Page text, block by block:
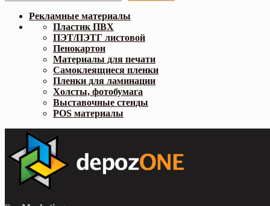
Рекламные материалы
Пластик ПВХ
ПЭТ/ПЭТГ листовой
Пенокартон
Материалы для печати
Самоклеящиеся пленки
Пленки для ламинации
Холсты, фотобумага
Выставочные стенды
POS материалы